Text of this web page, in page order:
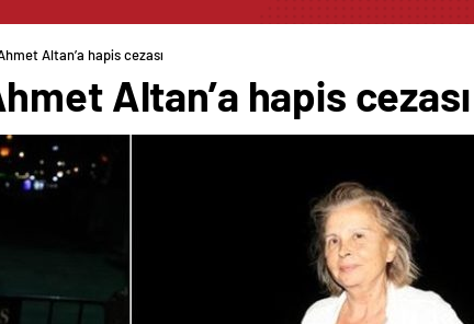
Altan’a hapis cezası
Altan’a hapis cezası